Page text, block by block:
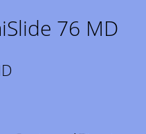
76 MD